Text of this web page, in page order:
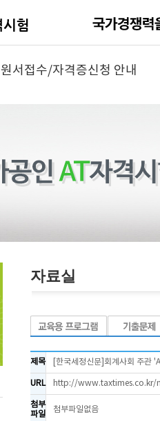
원서접수/자격증신청 안내
자료실
제목 [한국세정신문]회계사회 주관
URL http://www.taxtimes.co.kr/
첨부
파일
첨부파일없음